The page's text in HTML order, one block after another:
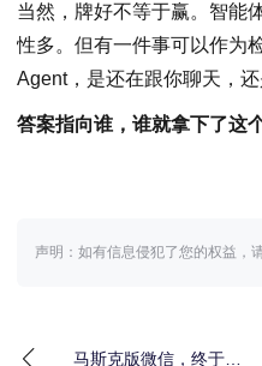
当然，牌好不等于赢。智能
性多。但有一件事可以作为
Agent，是还在跟你聊天，
答案指向谁，谁就拿下了这
声明：如有信息侵犯了您的权益，
马斯克版微信，终于来